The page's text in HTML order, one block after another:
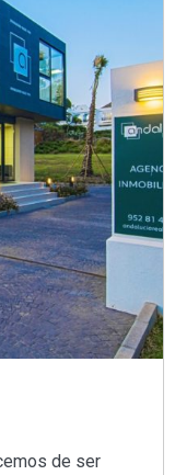
de ser